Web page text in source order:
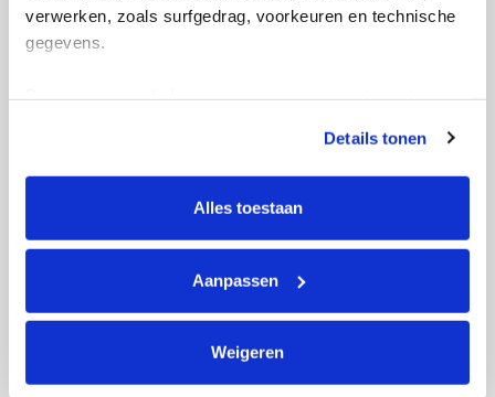
verwerken, zoals surfgedrag, voorkeuren en technische
gegevens.
tonen. Je kunt je toestemming op elk moment wijzigen of
intrekken via Cookie instellingen onderaan de pagina. De
lijst met cookies is te vinden in het tabblad “details”.
Details tonen
Alles toestaan
Aanpassen
Weigeren